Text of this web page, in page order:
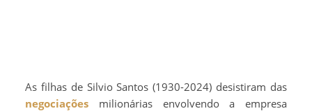
As filhas de Silvio Santos (1930-2024) desistiram das
negociações milionárias envolvendo a empresa